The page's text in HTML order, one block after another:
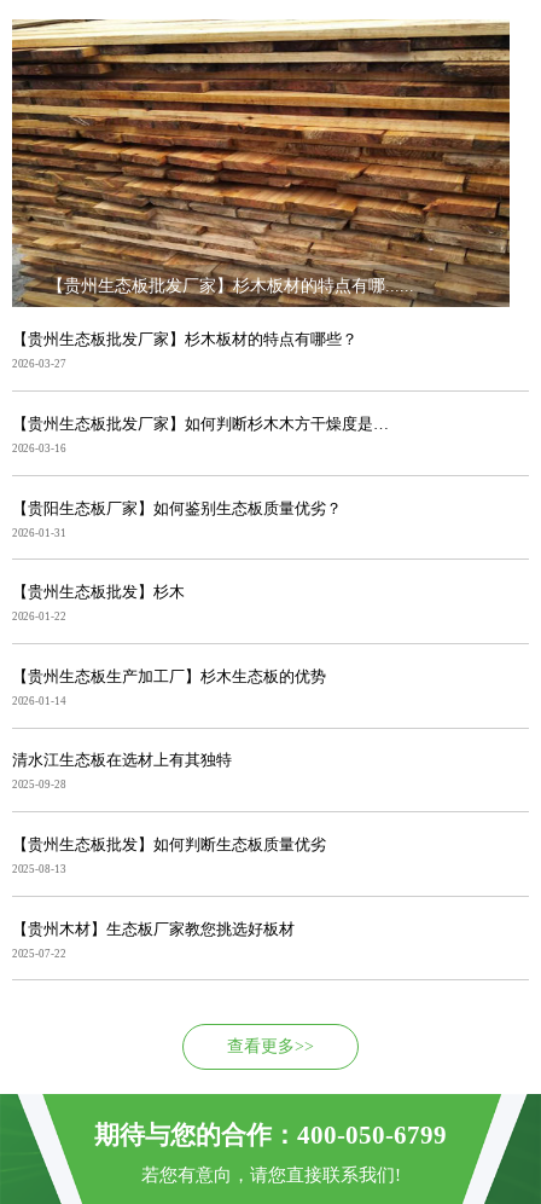
【贵州生态板批发厂家】杉木板材的特点有哪......
【贵州生态板批发厂家】杉木板材的特点有哪些？
2026-03-27
2026-03-16
【贵阳生态板厂家】如何鉴别生态板质量优劣？
2026-01-31
【贵州生态板批发】杉木
2026-01-22
【贵州生态板生产加工厂】杉木生态板的优势
2026-01-14
清水江生态板在选材上有其独特
2025-09-28
【贵州生态板批发】如何判断生态板质量优劣
2025-08-13
【贵州木材】生态板厂家教您挑选好板材
2025-07-22
查看更多>>
期待与您的合作：400-050-6799
若您有意向，请您直接联系我们!